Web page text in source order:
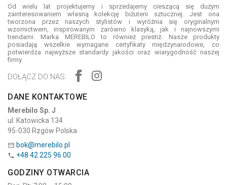
Od wielu lat projektujemy i sprzedajemy cieszącą się dużym
zainteresowaniem własną kolekcję biżuterii sztucznej. Jest ona
tworzona przez naszych stylistów i wyróżnia się oryginalnym
wzornictwem, inspirowanym zarówno klasyką, jak i najnowszymi
trendami. Marka MEREBILO to również prestiż. Nasze produkty
posiadają wszelkie wymagane certyfikaty międzynarodowe, co
potwierdza najwyższe standardy jakości oraz wiarygodność naszej
firmy.
DOŁĄCZ DO NAS:
DANE KONTAKTOWE
Merebilo Sp. J
ul. Katowicka 134
95-030 Rzgów Polska
 bok@merebilo.pl
 +48 42 225 96 00
GODZINY OTWARCIA